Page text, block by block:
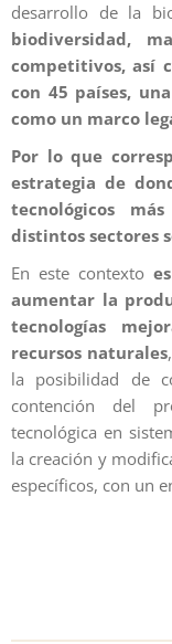
desarrollo de la
biodiversidad,
competitivos, así
con 45 países,
como un marco
Por lo que
estrategia de
tecnológicos
distintos sectores
En este contexto
aumentar la
tecnologías
recursos naturales
la posibilidad de
contención del
tecnológica en
la creación y
específicos, con un